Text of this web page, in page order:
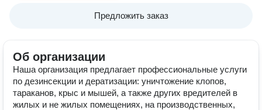
Предложить заказ
Об организации
Наша организация предлагает профессиональные услуги
по дезинсекции и дератизации: уничтожение клопов,
тараканов, крыс и мышей, а также других вредителей в
жилых и не жилых помещениях, на производственных,